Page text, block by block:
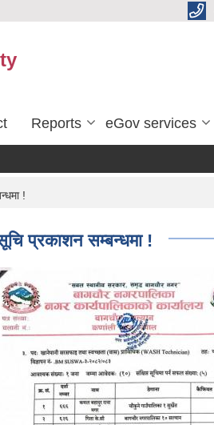
Reports eGov services
!
प्रकाशन सम्बन्धमा !